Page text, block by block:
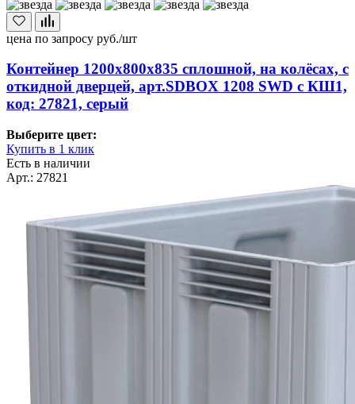
цена по запросу руб./шт
Контейнер 1200х800х835 сплошной, на колёсах, с
откидной дверцей, арт.SDBOX 1208 SWD с КШ1,
код: 27821, серый
Выберите цвет:
Купить в 1 клик
Есть в наличии
Арт.: 27821